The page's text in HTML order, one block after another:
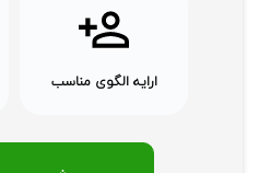
ارایه الگوی مناسب